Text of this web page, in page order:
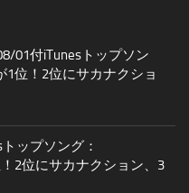
01付iTunesトップソン
1位！2位にサカナクショ
ップソング：
2位にサカナクション、3